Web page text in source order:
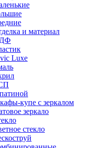
и материал
Luxe
купе с зеркалом
зеркало
стекло